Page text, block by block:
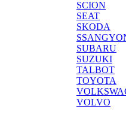
SCION
SEAT
SKODA
SUBARU
SUZUKI
TALBOT
TOYOTA
VOLVO